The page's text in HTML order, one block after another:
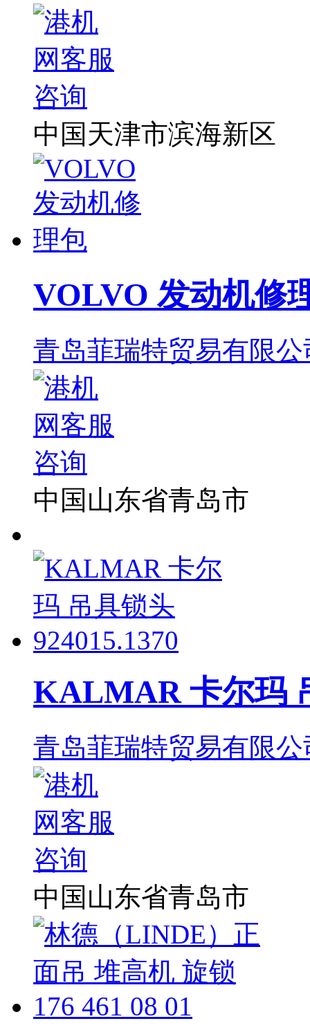
中国天津市滨海新区
VOLVO 发动机修
青岛菲瑞特贸易有限公
中国山东省青岛市
KALMAR 卡尔玛
青岛菲瑞特贸易有限公
中国山东省青岛市